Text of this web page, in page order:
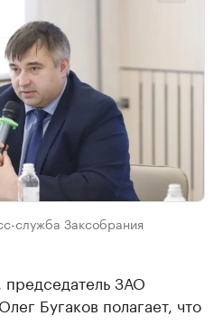
служба Заксобрания
председатель ЗАО
Бугаков полагает, что